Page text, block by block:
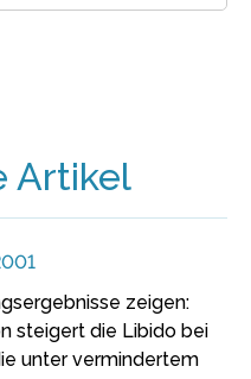
Artikel
zeigen:
steigert die Libido bei
unter vermindertem